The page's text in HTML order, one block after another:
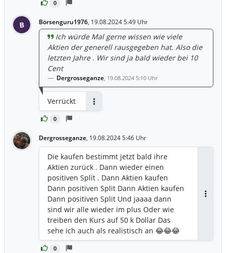
0
B Börsenguru1976, 19.08.2024 5:49 Uhr
0
Ich würde Mal gerne wissen wie viele
Aktien der generell rausgegeben hat. Also die
letzten Jahre . Wir sind ja bald wieder bei 10
Cent
Dergrosseganze, 19.08.2024 5:10 Uhr
Verrückt
Dergrosseganze, 19.08.2024 5:46 Uhr
0
Die kaufen bestimmt jetzt bald ihre
Aktien zurück . Dann wieder einen
positiven Split . Dann Aktien kaufen
Dann positiven Split Dann Aktien kaufen
Dann positiven Split Und jaaaa dann
sind wir alle wieder im plus Oder wie
treiben den Kurs auf 50 k Dollar Das
sehe ich auch als realistisch an 😂😂😂
😂😂